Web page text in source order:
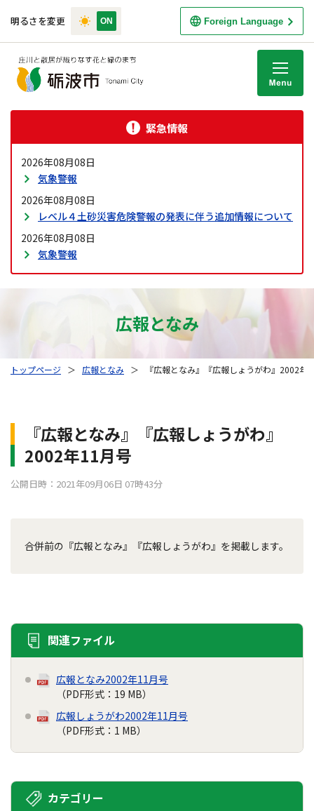
明るさを変更 Foreign Language
緊急情報
2026年08月08日
気象警報
2026年08月08日
レベル４土砂災害危険警報の発表に伴う追加情報について
2026年08月08日
気象警報
広報となみ
トップページ ＞ 広報となみ ＞ 『広報となみ』『広報しょうがわ』2002年
『広報となみ』『広報しょうがわ』
2002年11月号
公開日時：2021年09月06日 07時43分
合併前の『広報となみ』『広報しょうがわ』を掲載します。
関連ファイル
広報となみ2002年11月号
（PDF形式：19 MB）
広報しょうがわ2002年11月号
（PDF形式：1 MB）
カテゴリー